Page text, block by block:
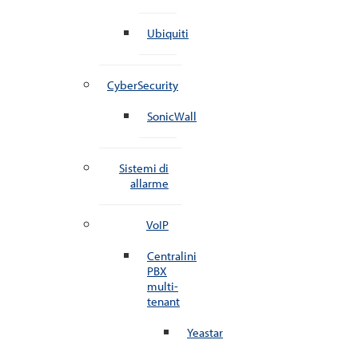
Ubiquiti
CyberSecurity
SonicWall
Sistemi di
allarme
VoIP
Centralini
PBX
multi-
tenant
Yeastar